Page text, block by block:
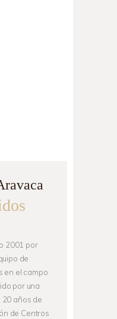
2001 por
de
en el campo
por una
años de
de Centros